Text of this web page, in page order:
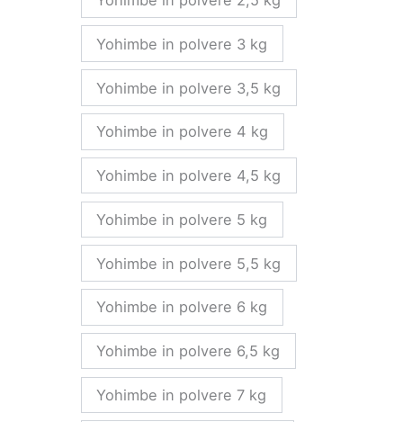
Yohimbe in polvere 3 kg
Yohimbe in polvere 3,5 kg
Yohimbe in polvere 4 kg
Yohimbe in polvere 4,5 kg
Yohimbe in polvere 5 kg
Yohimbe in polvere 5,5 kg
Yohimbe in polvere 6 kg
Yohimbe in polvere 6,5 kg
Yohimbe in polvere 7 kg